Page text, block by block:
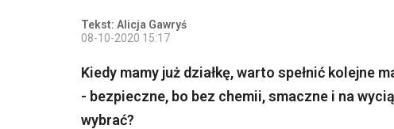
Tekst: Alicja Gawryś
08-10-2020 15:17
Kiedy mamy już działkę, warto spełnić kolejne
- bezpieczne, bo bez chemii, smaczne i na
wybrać?